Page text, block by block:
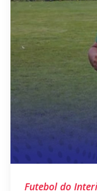
Futebol do